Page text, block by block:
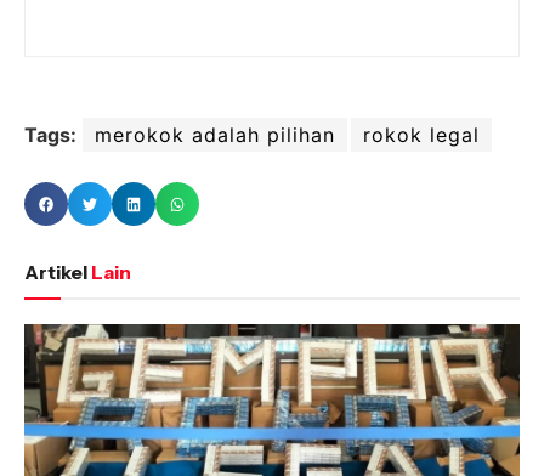
Tags: merokok adalah pilihan rokok legal
Artikel Lain